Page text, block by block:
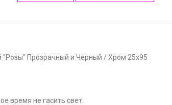
"Розы" Прозрачный и Черный / Хром 25x95
время не гасить свет.